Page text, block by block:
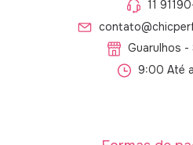
11
Guarulhos -
9:00 Até